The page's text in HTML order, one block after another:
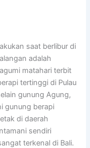
saat berlibur di
adalah
matahari terbit
tertinggi di Pulau
gunung Agung,
gunung berapi
di daerah
sendiri
terkenal di Bali.